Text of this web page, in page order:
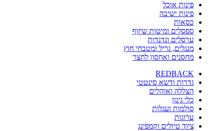
פינות אוכל
פינות ישיבה
כסאות
ספסלים ומיטות שיזוף
ערסלים ונדנדות
מנגלים, גריל ומטבחי חוץ
מחסנים ואחסון לחצר
REDBACK
גדרות ודשא סינטטי
הצללה ואוהלים
כלי גינון
סולמות ועגלות
ערוגות
ציוד טיולים וקמפינג